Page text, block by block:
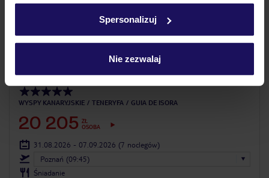
Spersonalizuj
Nie zezwalaj
WYSPY KANARYJSKIE TENERYFA GUIA DE ISORA
20 205 ZŁ
OSOBA
31.08.2026 - 07.09.2026 (7 noclegów)
Poznań (09:45)
Śniadanie